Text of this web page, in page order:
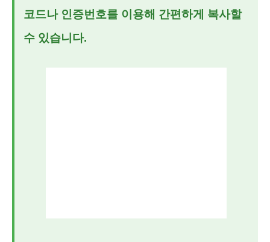
코드나 인증번호를 이용해 간편하게 복사할
수 있습니다.